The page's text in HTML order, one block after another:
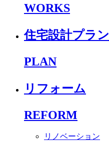
WORKS
住宅設計プラン
PLAN
リフォーム
REFORM
リノベーション